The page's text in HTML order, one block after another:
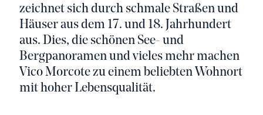
zeichnet sich durch schmale Straßen und
Häuser aus dem 17. und 18. Jahrhundert
aus. Dies, die schönen See- und
Bergpanoramen und vieles mehr machen
Vico Morcote zu einem beliebten Wohnort
mit hoher Lebensqualität.